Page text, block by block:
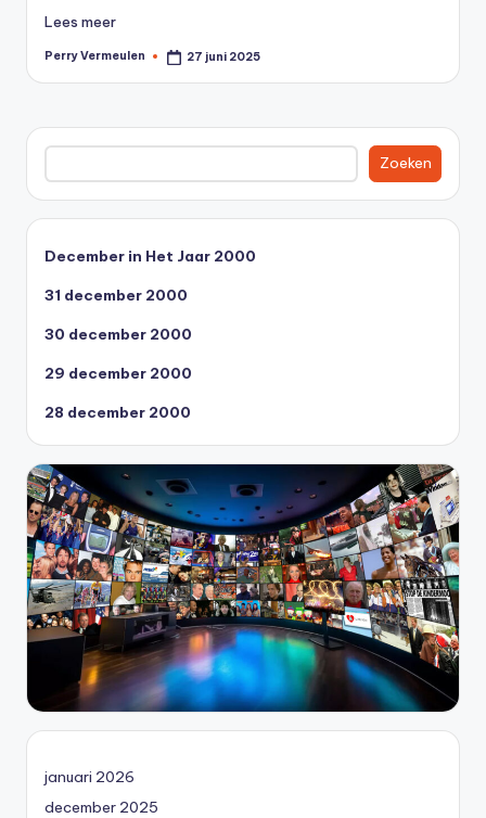
0
Lees meer
Geplaatst
Perry Vermeulen 27 juni 2025
Zoeken
Zoeken
December in Het Jaar 2000
31 december 2000
30 december 2000
29 december 2000
28 december 2000
januari 2026
december 2025